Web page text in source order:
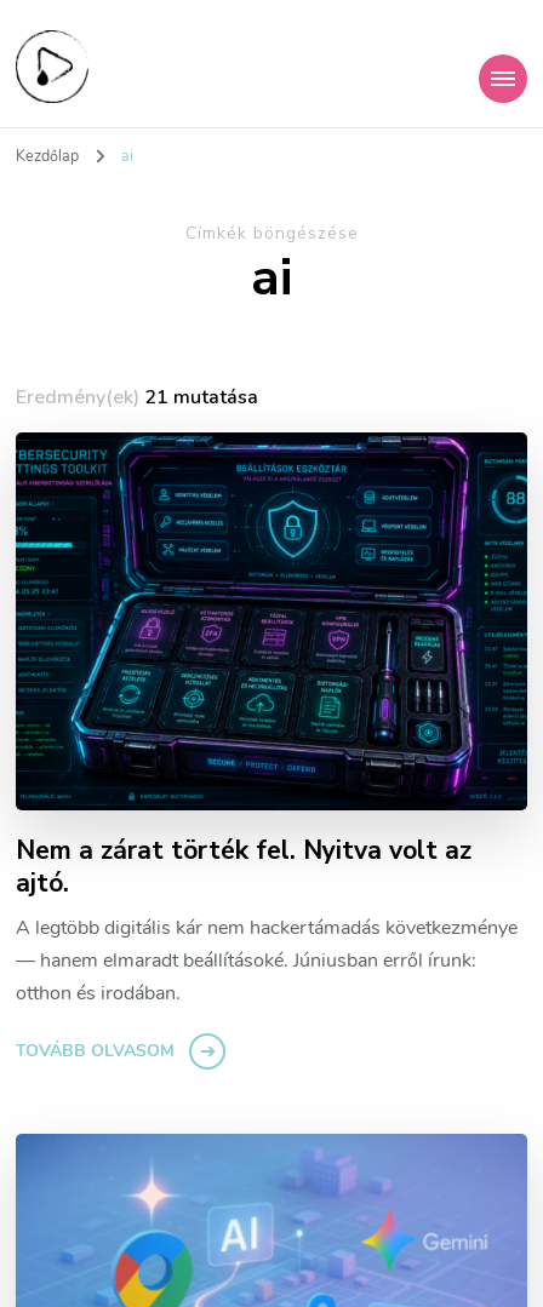
KiberHigiénia
Egyesület
Kezdőlap ai
Címkék böngészése
ai
Eredmény(ek) 21 mutatása
Nem a zárat törték fel. Nyitva volt az
ajtó.
A legtöbb digitális kár nem hackertámadás következménye
— hanem elmaradt beállításoké. Júniusban erről írunk:
otthon és irodában.
TOVÁBB OLVASOM